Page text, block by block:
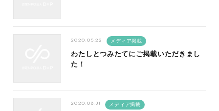
わたしとつみたてにご掲載いただきまし
た！
2020.05.22 メディア掲載
2020.08.31 メディア掲載